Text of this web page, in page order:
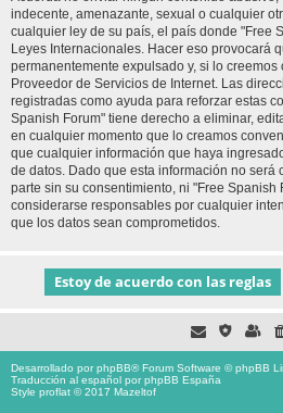
indecente, amenazante, sexual o cualquier
cualquier ley de su país, el país donde "Free
Leyes Internacionales. Hacer eso provocará
permanentemente expulsado y, si lo
Proveedor de Servicios de Internet. Las
registradas como ayuda para reforzar estas
Spanish Forum" tiene derecho a eliminar,
en cualquier momento que lo creamos
que cualquier información que haya
de datos. Dado que esta información no será
parte sin su consentimiento, ni "Free Spanish
considerarse responsables por cualquier
que los datos sean comprometidos.
Desarrollado porphpBB® Forum Software © phpBB
Traducción al español porphpBB España
Style proflat © 2017 Mazeltof